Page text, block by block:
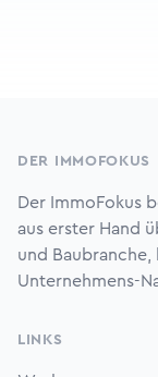
DER IMMOFOKUS
Der ImmoFokus
aus erster Hand
und
Unternehmens-
LINKS